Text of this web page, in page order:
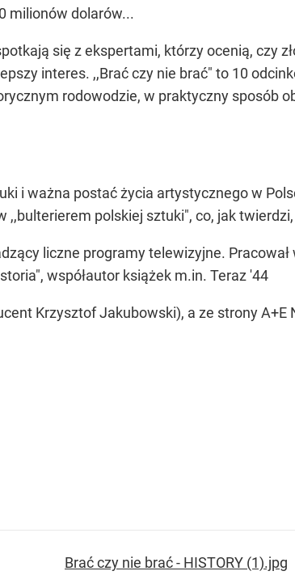
milionów dolarów...
się z ekspertami, którzy ocenią, czy
interes. ,,Brać czy nie brać" to 10
rodowodzie, w praktyczny sposób
i ważna postać życia artystycznego w
,,bulterierem polskiej sztuki", co, jak
liczne programy telewizyjne. Pracował
Historia", współautor książek
Krzysztof Jakubowski), a ze strony